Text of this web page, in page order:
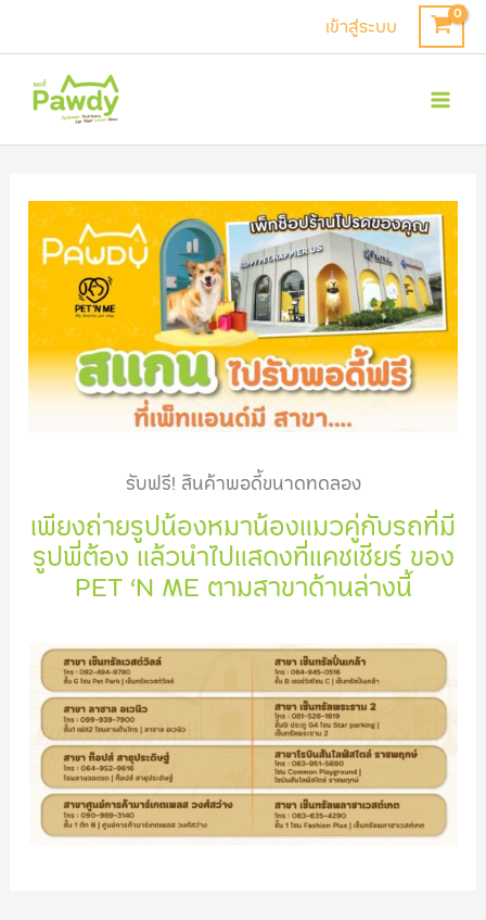
content
เข้าสู่ระบบ
รับฟรี! สินค้าพอดี้ขนาดทดลอง
เพียงถ่ายรูปน้องหมาน้องแมวคู่กับรถที่มี
รูปพี่ต้อง แล้วนำไปแสดงที่แคชเชียร์ ของ
PET ‘N ME ตามสาขาด้านล่างนี้